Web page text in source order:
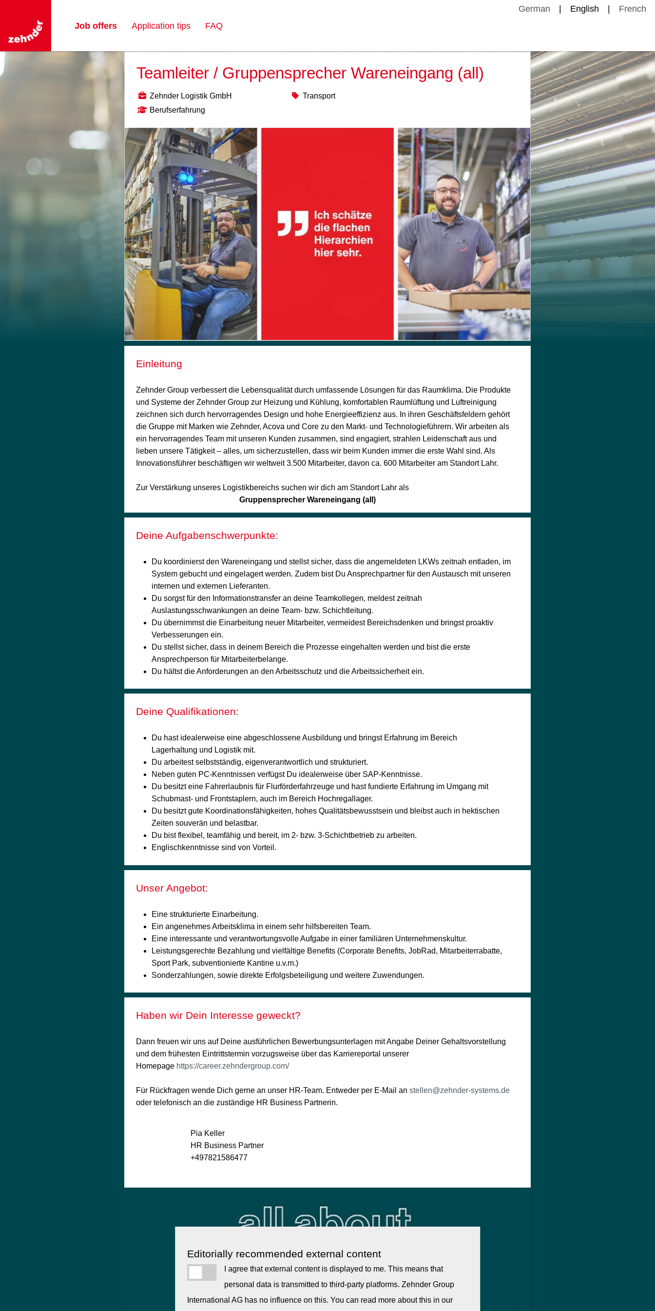
German English
French
Job offers
Application tips FAQ
Teamleiter / Gruppensprecher Wareneingang (all)
Zehnder Logistik GmbH
Berufserfahrung
Transport
Einleitung
Zehnder Group verbessert die Lebensqualität durch umfassende Lösungen für das Raumklima. Die Produkte
und Systeme der Zehnder Group zur Heizung und Kühlung, komfortablen Raumlüftung und Luftreinigung
zeichnen sich durch hervorragendes Design und hohe Energieeffizienz aus. In ihren Geschäftsfeldern gehört
die Gruppe mit Marken wie Zehnder, Acova und Core zu den Markt- und Technologieführern. Wir arbeiten als
ein hervorragendes Team mit unseren Kunden zusammen, sind engagiert, strahlen Leidenschaft aus und
lieben unsere Tätigkeit – alles, um sicherzustellen, dass wir beim Kunden immer die erste Wahl sind. Als
Innovationsführer beschäftigen wir weltweit 3.500 Mitarbeiter, davon ca. 600 Mitarbeiter am Standort Lahr.
Zur Verstärkung unseres Logistikbereichs suchen wir dich am Standort Lahr als
Gruppensprecher Wareneingang (all)
Deine Aufgabenschwerpunkte:
Du koordinierst den Wareneingang und stellst sicher, dass die angemeldeten LKWs zeitnah entladen, im
System gebucht und eingelagert werden. Zudem bist Du Ansprechpartner für den Austausch mit unseren
internen und externen Lieferanten.
Du sorgst für den Informationstransfer an deine Teamkollegen, meldest zeitnah
Auslastungsschwankungen an deine Team- bzw. Schichtleitung.
Du übernimmst die Einarbeitung neuer Mitarbeiter, vermeidest Bereichsdenken und bringst proaktiv
Verbesserungen ein.
Du stellst sicher, dass in deinem Bereich die Prozesse eingehalten werden und bist die erste
Ansprechperson für Mitarbeiterbelange.
Du hältst die Anforderungen an den Arbeitsschutz und die Arbeitssicherheit ein.
Deine Qualifikationen:
Du hast idealerweise eine abgeschlossene Ausbildung und bringst Erfahrung im Bereich
Lagerhaltung und Logistik mit.
Du arbeitest selbstständig, eigenverantwortlich und strukturiert.
Neben guten PC-Kenntnissen verfügst Du idealerweise über SAP-Kenntnisse.
Du besitzt eine Fahrerlaubnis für Flurförderfahrzeuge und hast fundierte Erfahrung im Umgang mit
Schubmast- und Frontstaplern, auch im Bereich Hochregallager.
Du besitzt gute Koordinationsfähigkeiten, hohes Qualitätsbewusstsein und bleibst auch in hektischen
Zeiten souverän und belastbar.
Du bist flexibel, teamfähig und bereit, im 2- bzw. 3-Schichtbetrieb zu arbeiten.
Englischkenntnisse sind von Vorteil.
Unser Angebot:
Eine strukturierte Einarbeitung.
Ein angenehmes Arbeitsklima in einem sehr hilfsbereiten Team.
Eine interessante und verantwortungsvolle Aufgabe in einer familiären Unternehmenskultur.
Leistungsgerechte Bezahlung und vielfältige Benefits (Corporate Benefits, JobRad, Mitarbeiterrabatte,
Sport Park, subventionierte Kantine u.v.m.)
Sonderzahlungen, sowie direkte Erfolgsbeteiligung und weitere Zuwendungen.
Haben wir Dein Interesse geweckt?
Dann freuen wir uns auf Deine ausführlichen Bewerbungsunterlagen mit Angabe Deiner Gehaltsvorstellung
und dem frühesten Eintrittstermin vorzugsweise über das Karriereportal unserer
Homepage https://career.zehndergroup.com/
Für Rückfragen wende Dich gerne an unser HR-Team. Entweder per E-Mail an stellen@zehnder-systems.de
oder telefonisch an die zuständige HR Business Partnerin.
Pia Keller
HR Business Partner
+497821586477
Editorially recommended external content
I agree that external content is displayed to me. This means that
personal data is transmitted to third-party platforms. Zehnder Group
International AG has no influence on this. You can read more about this in our